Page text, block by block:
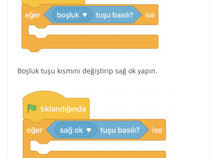
Boşluk tuşu kısmını değiştirip sağ ok yapın.